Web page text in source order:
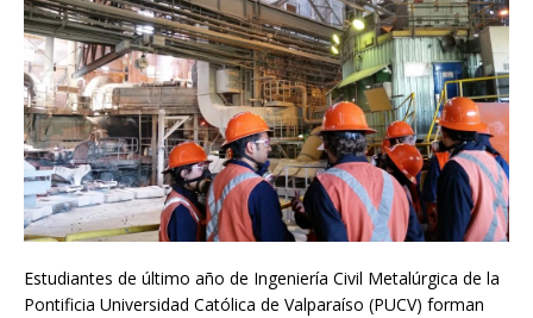
Estudiantes de último año de Ingeniería Civil Metalúrgica de la
Pontificia Universidad Católica de Valparaíso (PUCV) forman